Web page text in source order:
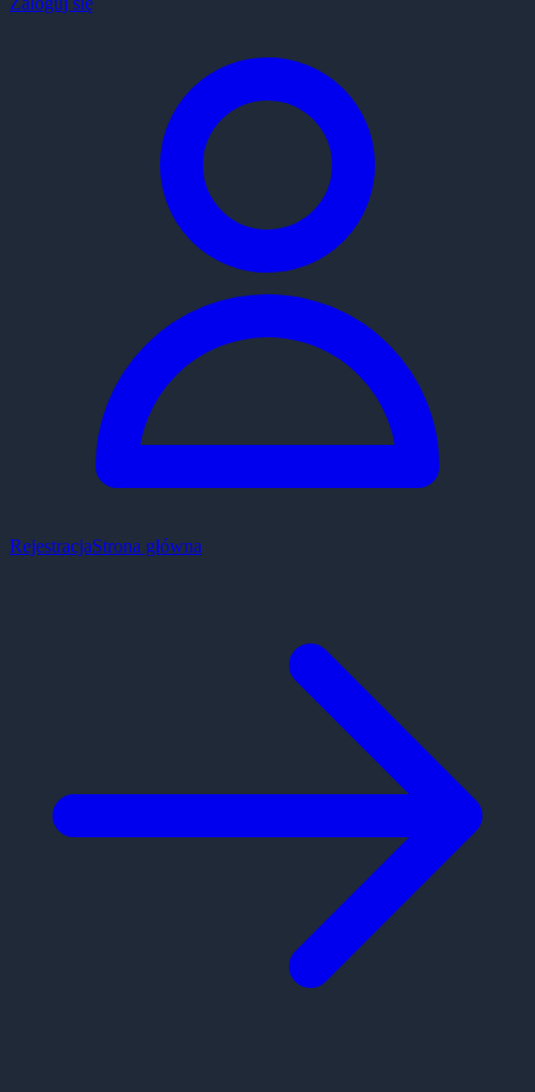
RejestracjaStrona główna